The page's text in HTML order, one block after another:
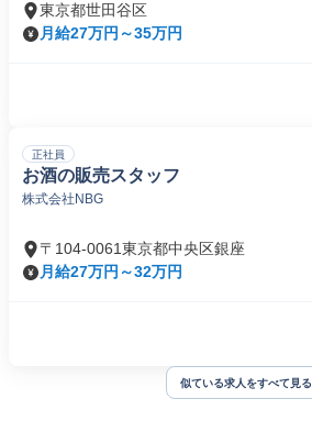
東京都世田谷区
月給27万円～35万円
正社員
お酒の販売スタッフ
株式会社NBG
〒104-0061東京都中央区銀座
月給27万円～32万円
似ている求人をすべて見る